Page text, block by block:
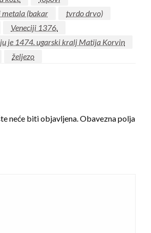
metala (bakar
tvrdo drvo)
Veneciji 1376.
je 1474. ugarski kralj Matija Korvin
željezo
neće biti objavljena. Obavezna polja